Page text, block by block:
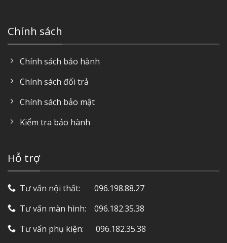
Chính sách
Chính sách bảo hành
Chính sách đổi trả
Chính sách bảo mật
Kiểm tra bảo hành
Hỗ trợ
Tư vấn nội thất: ‎ ‎ ‎ ‎ ‎ ‎ 096.198.88.27
Tư vấn màn hình: ‎ ‎ ‎ 096.182.35.38
Tư vấn phụ kiện: ‎ ‎ ‎ ‎‎ ‎ 096.182.35.38